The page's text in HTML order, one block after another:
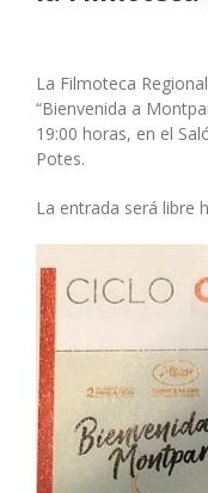
La Filmoteca
“Bienvenida a
19:00 horas, en el
Potes.
La entrada será libre